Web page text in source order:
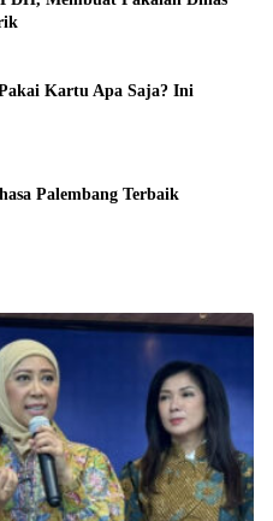
Kartu Apa Saja? Ini
Palembang Terbaik